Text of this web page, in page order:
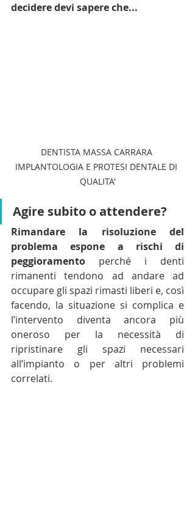
decidere devi sapere che...
DENTISTA MASSA CARRARA
IMPLANTOLOGIA E PROTESI DENTALE DI
QUALITA'
Agire subito o attendere?
Rimandare la risoluzione del
problema espone a rischi di
peggioramento perché i denti
rimanenti tendono ad andare ad
occupare gli spazi rimasti liberi e, così
facendo, la situazione si complica e
l’intervento diventa ancora più
oneroso per la necessità di
ripristinare gli spazi necessari
all’impianto o per altri problemi
correlati.